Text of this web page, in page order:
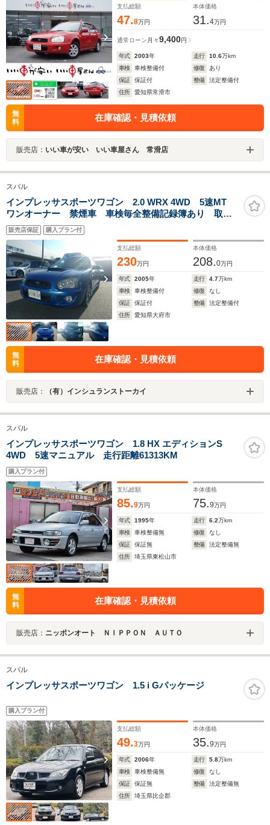
支払総額
47.8万円
本体価格
31.4万円
通常ローン 月々9,400円
年式 2003年 走行 10.6万km
車検
車検整備付 修復
あり
保証
保証付 整備
法定整備付
住所
愛知県常滑市
無
料
在庫確認・見積依頼
販売店： いい車が安い いい車屋さん 常滑店
スバル
インプレッサスポーツワゴン 2.0 WRX 4WD 5速MT
ワンオーナー 禁煙車 車検毎全整備記録簿あり 取説/
メンテナンスノート WRブルー 前後ドラレコ キーレ
ス ETC 走行47000キロ
販売店保証 購入プラン付
支払総額
230万円
本体価格
208.0万円
年式 2005年 走行 4.7万km
車検
車検整備付 修復
なし
保証
保証付 整備
法定整備付
住所
愛知県大府市
無
料
在庫確認・見積依頼
販売店： （有）インシュランストーカイ
スバル
インプレッサスポーツワゴン 1.8 HX エディションS
4WD 5速マニュアル 走行距離61313KM
購入プラン付
支払総額
85.9万円
本体価格
75.9万円
年式 1995年 走行 6.2万km
車検
車検整備無 修復
なし
保証
保証無 整備
法定整備無
住所
埼玉県東松山市
無
料
在庫確認・見積依頼
販売店： ニッポンオート ＮＩＰＰＯＮ ＡＵＴＯ
スバル
インプレッサスポーツワゴン 1.5 i Gパッケージ
購入プラン付
支払総額
49.3万円
本体価格
35.9万円
年式 2006年 走行 5.8万km
車検
車検整備無 修復
なし
保証
保証無 整備
法定整備無
住所
埼玉県比企郡